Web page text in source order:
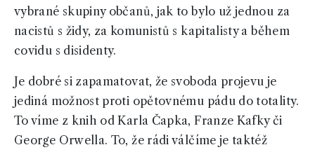
vybrané skupiny občanů, jak to bylo už jednou za
nacistů s židy, za komunistů s kapitalisty a během
covidu s disidenty.
Je dobré si zapamatovat, že svoboda projevu je
jediná možnost proti opětovnému pádu do totality.
To víme z knih od Karla Čapka, Franze Kafky či
George Orwella. To, že rádi válčíme je taktéž